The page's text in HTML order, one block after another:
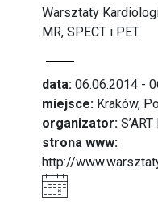
Warsztaty
MR, SPECT i PET
data: 06.06.2014 -
miejsce: Kraków,
organizator:
strona www:
http://